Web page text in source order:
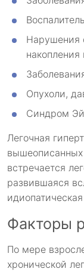
Нарушения
накопления
Опухоли,
Синдром
Легочная
встречается
развившаяся
Факторы
По мере
хронической